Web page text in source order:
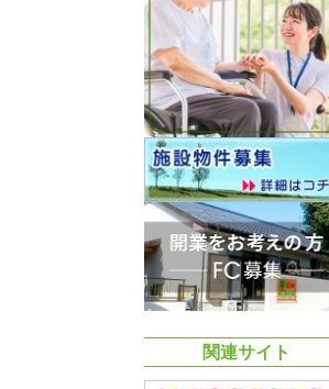
関連サイト